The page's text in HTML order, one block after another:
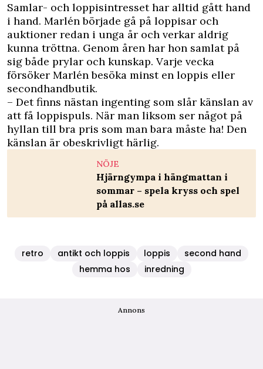
Samlar- och loppisintresset har alltid gått hand
i hand. Marlén började gå på loppisar och
auktioner redan i unga år och verkar aldrig
kunna tröttna. Genom åren har hon samlat på
sig både prylar och kunskap. Varje vecka
försöker Marlén besöka minst en loppis eller
secondhandbutik.
– Det finns nästan ingenting som slår känslan av
att få loppispuls. När man liksom ser något på
hyllan till bra pris som man bara måste ha! Den
känslan är ­obeskrivligt härlig.
NÖJE
Hjärngympa i hängmattan i
sommar – spela kryss och spel
på allas.se
retro antikt och loppis loppis
second hand
hemma hos
inredning
Annons